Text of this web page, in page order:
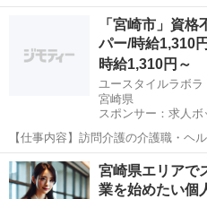
談OK！） 時間や場所に縛られず、自宅でもスタート可能！ 未経験で
もスマホ修理のスキルを学び、収益化
な方におすす...
その他 スキ
「宮崎市」資
パー/時給1,310
時給1,310円～
ユースタイルラボラ
宮崎県
スポンサー：求人ボ
【仕事内容】訪問介護の介護職・ヘ
川町など> 障がいなどで身体が動か
し、ご自宅での生活を支援する、見
です。もちろん直行直帰OK。 <仕事
アルバイト・パート
宮崎県エリアで
業を始めたい個